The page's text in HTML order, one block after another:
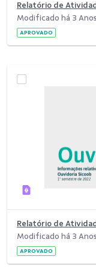
Modificado há 3
APROVADO
Relatório de
Modificado há 3
APROVADO